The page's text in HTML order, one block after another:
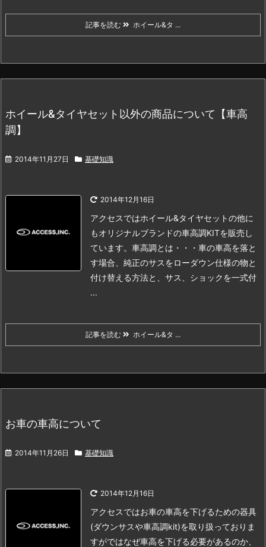
記事を読む ホイール&タ ...
ホイール&タイヤセット以外の商品について【車高
調】
2014年11月27日 基礎知識
2014年12月16日
アクセスではホイール&タイヤセットの他に
もオリジナルブランドの車高調KITを販売し
ています。 車高調とは・・・ 車の車高を落と
す場合、純正のサスをローダウン仕様の物と
付け替える方法と、 サス、ショックを一式付
...
記事を読む ホイール&タ ...
お車の車高について
2014年11月26日 基礎知識
2014年12月16日
アクセスではお車の車高を下げるための器具
(ダウンサスや車高調kit)を取り扱っておりま
すがではなぜ車高を下げる必要があるのか、